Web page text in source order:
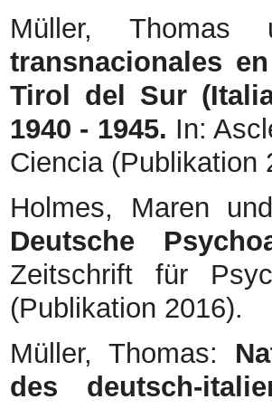
Müller, Thomas
transnacionales
Tirol del Sur
1940 - 1945. In:
Ciencia (Publikation
Holmes, Maren
Deutsche
Zeitschrift für
(Publikation 2016).
Müller, Thomas:
des deutsch-